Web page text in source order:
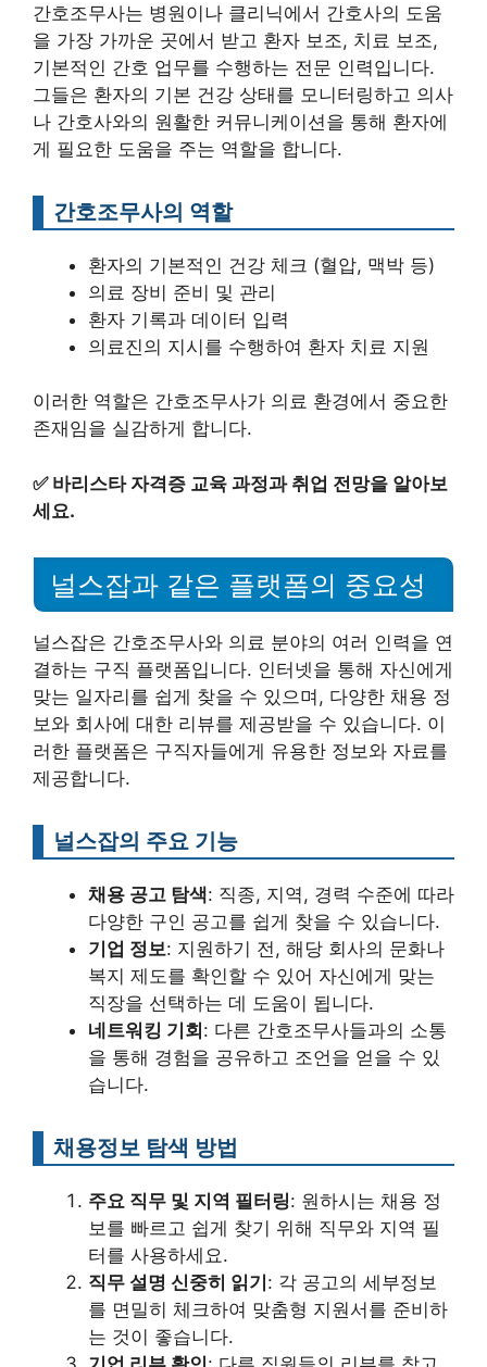
간호조무사는 병원이나 클리닉에서 간호사의 도움
을 가장 가까운 곳에서 받고 환자 보조, 치료 보조,
기본적인 간호 업무를 수행하는 전문 인력입니다.
그들은 환자의 기본 건강 상태를 모니터링하고 의사
나 간호사와의 원활한 커뮤니케이션을 통해 환자에
게 필요한 도움을 주는 역할을 합니다.
간호조무사의 역할
환자의 기본적인 건강 체크 (혈압, 맥박 등)
의료 장비 준비 및 관리
환자 기록과 데이터 입력
의료진의 지시를 수행하여 환자 치료 지원
이러한 역할은 간호조무사가 의료 환경에서 중요한
존재임을 실감하게 합니다.
✅ 바리스타 자격증 교육 과정과 취업 전망을 알아보
세요.
널스잡과 같은 플랫폼의 중요성
널스잡은 간호조무사와 의료 분야의 여러 인력을 연
결하는 구직 플랫폼입니다. 인터넷을 통해 자신에게
맞는 일자리를 쉽게 찾을 수 있으며, 다양한 채용 정
보와 회사에 대한 리뷰를 제공받을 수 있습니다. 이
러한 플랫폼은 구직자들에게 유용한 정보와 자료를
제공합니다.
널스잡의 주요 기능
채용 공고 탐색: 직종, 지역, 경력 수준에 따라
다양한 구인 공고를 쉽게 찾을 수 있습니다.
기업 정보: 지원하기 전, 해당 회사의 문화나
복지 제도를 확인할 수 있어 자신에게 맞는
직장을 선택하는 데 도움이 됩니다.
네트워킹 기회: 다른 간호조무사들과의 소통
을 통해 경험을 공유하고 조언을 얻을 수 있
습니다.
채용정보 탐색 방법
주요 직무 및 지역 필터링: 원하시는 채용 정
보를 빠르고 쉽게 찾기 위해 직무와 지역 필
터를 사용하세요.
직무 설명 신중히 읽기: 각 공고의 세부정보
를 면밀히 체크하여 맞춤형 지원서를 준비하
는 것이 좋습니다.